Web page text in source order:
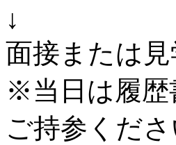
↓
面接または見
※当日は履歴
ご持参くださ